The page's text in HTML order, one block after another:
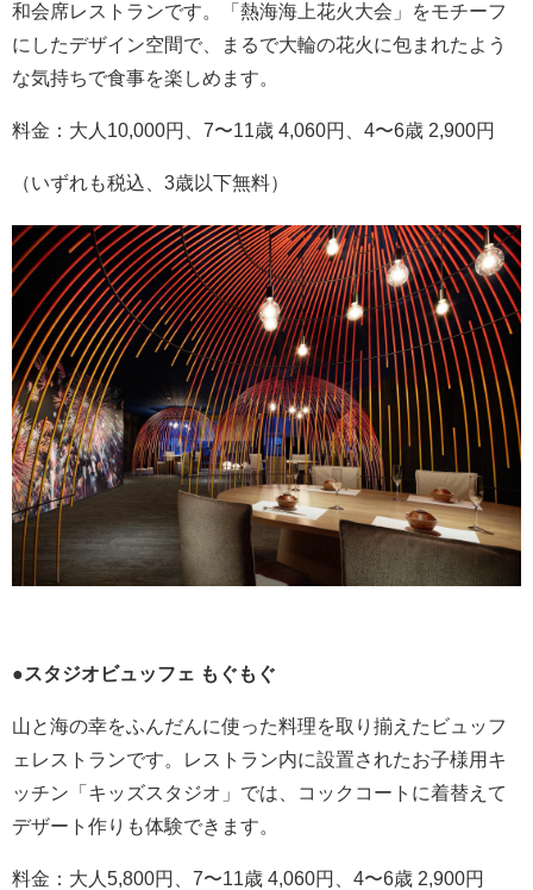
和会席レストランです。「熱海海上花火大会」をモチーフ
にしたデザイン空間で、まるで大輪の花火に包まれたよう
な気持ちで食事を楽しめます。
料金：大人10,000円、7〜11歳 4,060円、4〜6歳 2,900円
（いずれも税込、3歳以下無料）
●スタジオビュッフェ もぐもぐ
山と海の幸をふんだんに使った料理を取り揃えたビュッフ
ェレストランです。レストラン内に設置されたお子様用キ
ッチン「キッズスタジオ」では、コックコートに着替えて
デザート作りも体験できます。
料金：大人5,800円、7〜11歳 4,060円、4〜6歳 2,900円